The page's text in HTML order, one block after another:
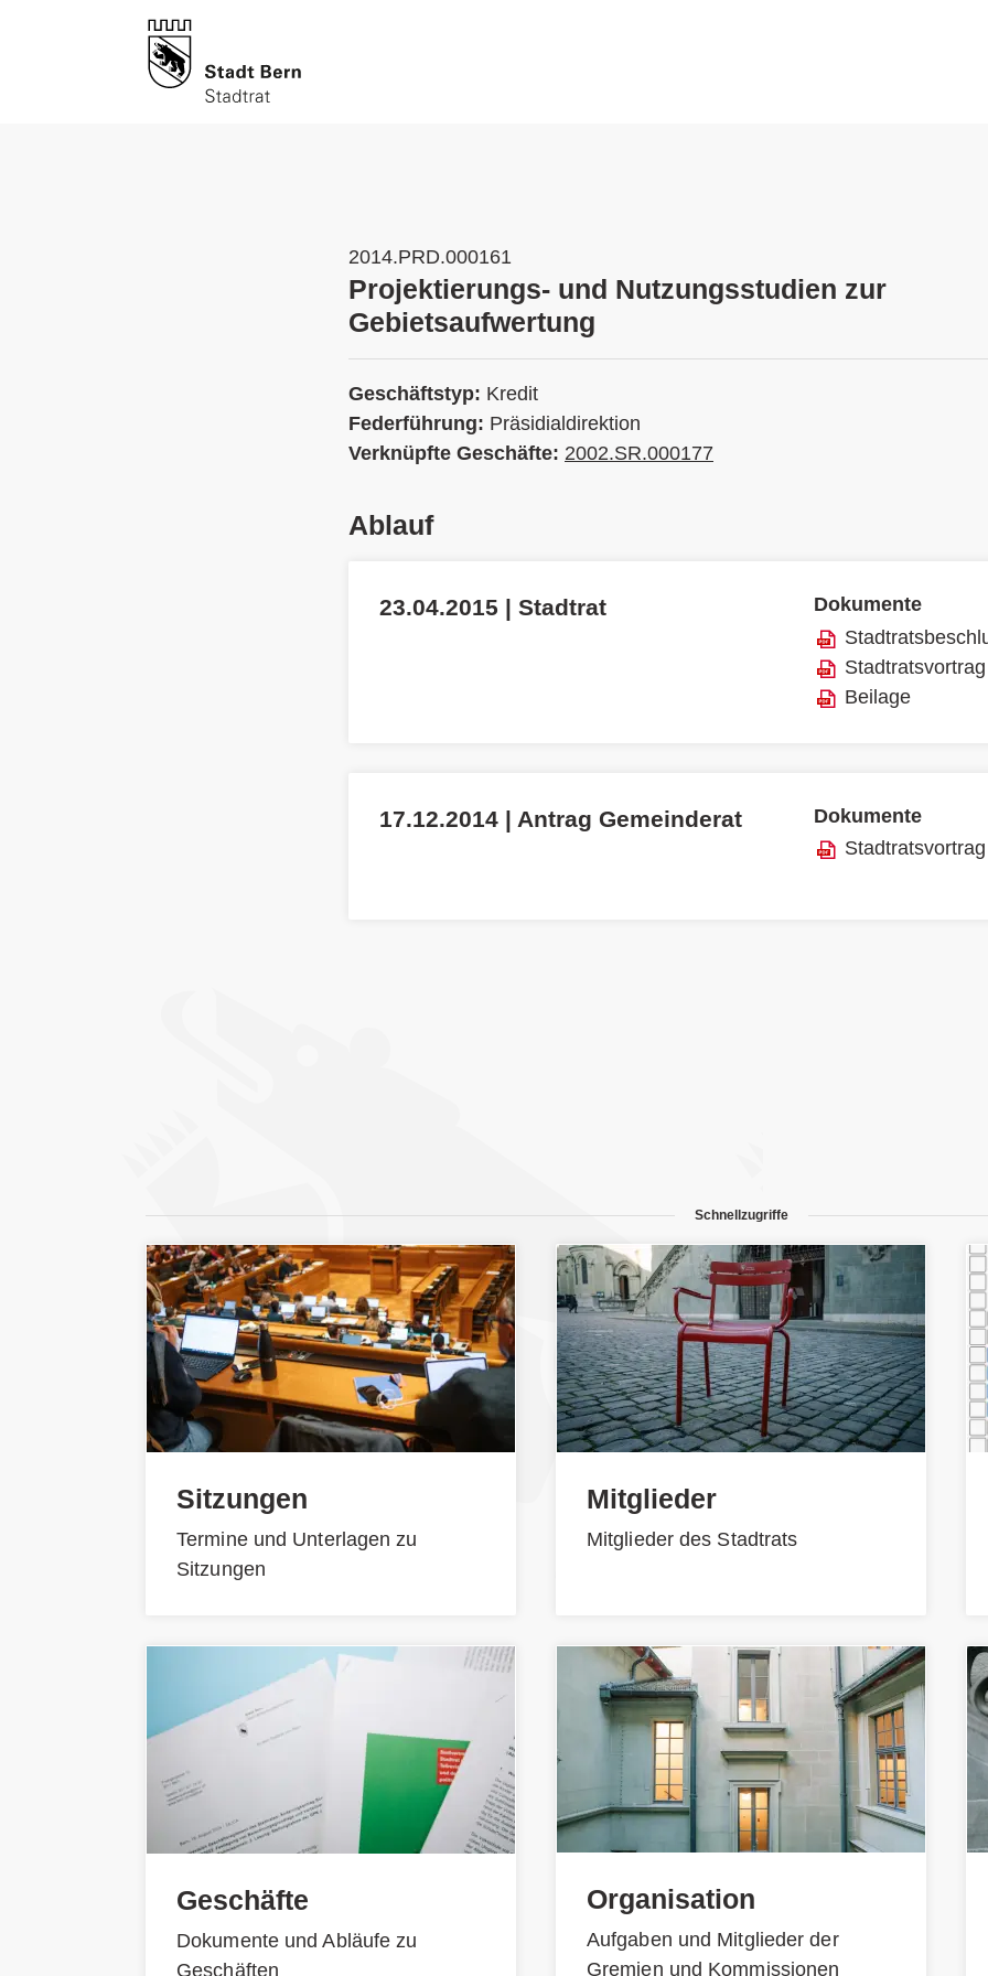
2014.PRD.000161
Projektierungs- und Nutzungsstudien zur
Gebietsaufwertung
Geschäftstyp: Kredit
Federführung: Präsidialdirektion
Verknüpfte Geschäfte: 2002.SR.000177
Ablauf
23.04.2015 | Stadtrat
Dokumente
Stadtratsvortrag
Beilage
17.12.2014 | Antrag Gemeinderat
Dokumente
Stadtratsvortrag
Schnellzugriffe
Sitzungen
Termine und Unterlagen zu
Sitzungen
Geschäfte
Dokumente und Abläufe zu
Geschäften
Mitglieder
Mitglieder des Stadtrats
Organisation
Aufgaben und Mitglieder der
Gremien und Kommissionen